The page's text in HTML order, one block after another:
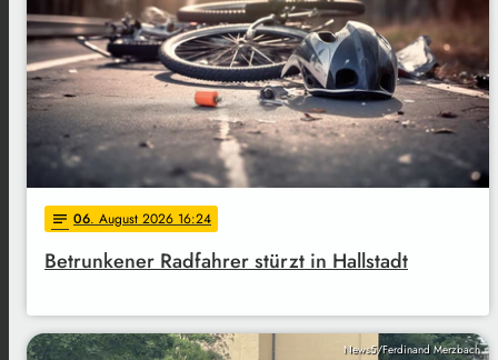
notes 06. August 2026 16:24
Betrunkener Radfahrer stürzt in Hallstadt
News5/Ferdinand Merzbach